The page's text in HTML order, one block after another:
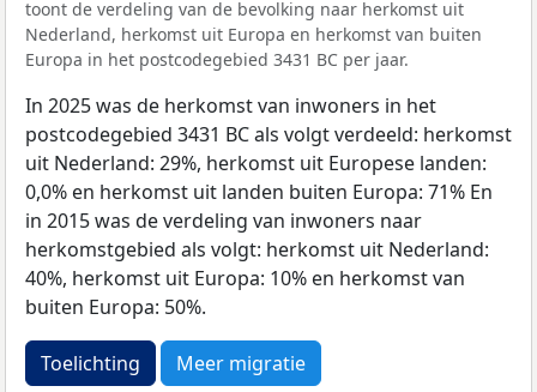
toont de verdeling van de bevolking naar herkomst uit
Nederland, herkomst uit Europa en herkomst van buiten
Europa in het postcodegebied 3431 BC per jaar.
In 2025 was de herkomst van inwoners in het
postcodegebied 3431 BC als volgt verdeeld: herkomst
uit Nederland: 29%, herkomst uit Europese landen:
0,0% en herkomst uit landen buiten Europa: 71% En
in 2015 was de verdeling van inwoners naar
herkomstgebied als volgt: herkomst uit Nederland:
40%, herkomst uit Europa: 10% en herkomst van
buiten Europa: 50%.
Toelichting Meer migratie